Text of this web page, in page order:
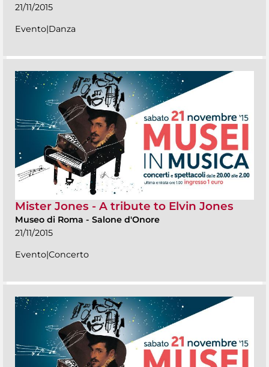
21/11/2015
Evento|Danza
Mister Jones - A tribute to Elvin Jones
Museo di Roma - Salone d'Onore
21/11/2015
Evento|Concerto